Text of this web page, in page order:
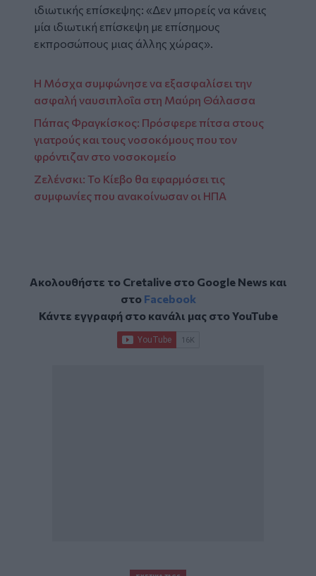
ιδιωτικής επίσκεψης: «Δεν μπορείς να κάνεις
μία ιδιωτική επίσκεψη με επίσημους
εκπροσώπους μιας άλλης χώρας».
Η Μόσχα συμφώνησε να εξασφαλίσει την
ασφαλή ναυσιπλοΐα στη Μαύρη Θάλασσα
Πάπας Φραγκίσκος: Πρόσφερε πίτσα στους
γιατρούς και τους νοσοκόμους που τον
φρόντιζαν στο νοσοκομείο
Ζελένσκι: Το Κίεβο θα εφαρμόσει τις
συμφωνίες που ανακοίνωσαν οι ΗΠΑ
Ακολουθήστε το Cretalive στο Google Newsκαι
στο Facebook
Κάντε εγγραφή στο κανάλι μας στοYouTube